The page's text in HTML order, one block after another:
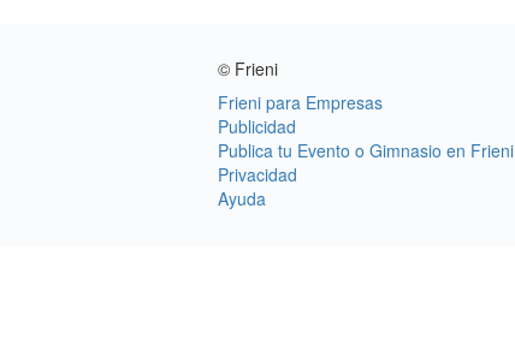
© Frieni
Frieni para Empresas
Publicidad
Publica tu Evento o Gimnasio en Frieni
Privacidad
Ayuda